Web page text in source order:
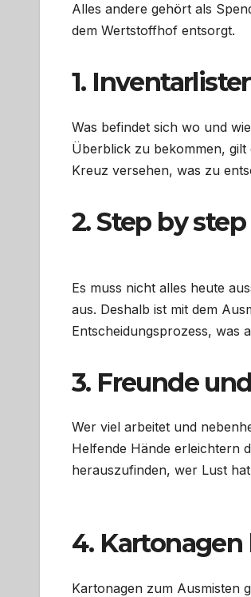
Alles andere gehört als
dem Wertstoffhof entsorgt.
1.
Was befindet sich wo und
Überblick zu bekommen,
Kreuz versehen, was zu
2. Step by step
Es muss nicht alles heute
aus. Deshalb ist mit dem
Entscheidungsprozess, was
3. Freunde
Wer viel arbeitet und
Helfende Hände erleichtern
herauszufinden, wer Lust
4. Kartonagen
Kartonagen zum Ausmisten